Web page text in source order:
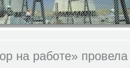
на работе»